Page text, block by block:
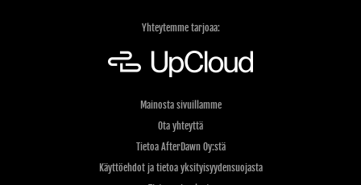
Yhteytemme tarjoaa:
Mainosta sivuillamme
Ota yhteyttä
Tietoa AfterDawn Oy:stä
Käyttöehdot ja tietoa yksityisyydensuojasta